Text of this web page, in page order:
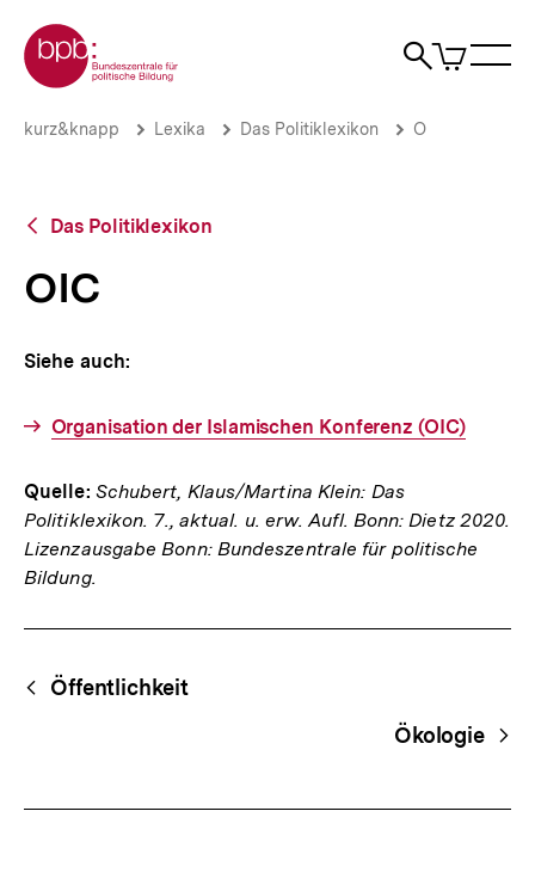
zum
Seiteninhalt
springen
Zur Startseite der bpb
Suche
Artikel
im
OICBrotkrümelnavigation
Pfadnavigation
kurz&knapp Lexika Das Politiklexikon O
Zurück
Übersicht
Das Politiklexikon
OIC
Siehe auch:
Organisation der Islamischen Konferenz (OIC)
Quelle: Schubert, Klaus/Martina Klein: Das
Politiklexikon. 7., aktual. u. erw. Aufl. Bonn: Dietz 2020.
Lizenzausgabe Bonn: Bundeszentrale für politische
Bildung.
Begriffsnavigation
Content-
Navigation
Öffentlichkeit
Ökologie